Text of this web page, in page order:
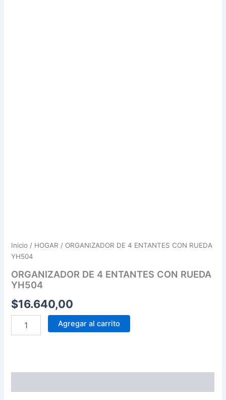
Inicio / HOGAR / ORGANIZADOR DE 4 ENTANTES CON RUEDA
YH504
ORGANIZADOR DE 4 ENTANTES CON RUEDA
YH504
$16.640,00
Agregar al carrito